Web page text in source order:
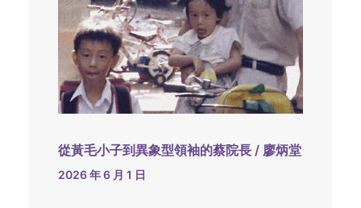
從黃毛小子到異象型領袖的蔡院長 / 廖炳堂
2026 年 6 月 1 日